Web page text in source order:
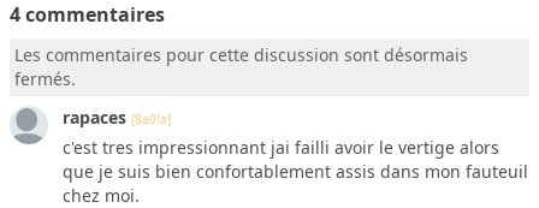
4 commentaires
Les commentaires pour cette discussion sont désormais
fermés.
rapaces [8a0!a]
c'est tres impressionnant jai failli avoir le vertige alors
que je suis bien confortablement assis dans mon fauteuil
chez moi.